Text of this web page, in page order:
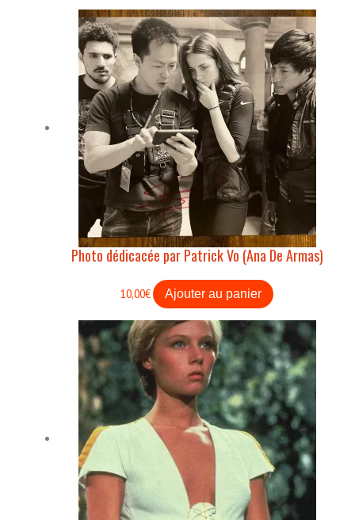
Photo dédicacée par Patrick Vo (Ana De Armas)
10,00€ Ajouter au panier